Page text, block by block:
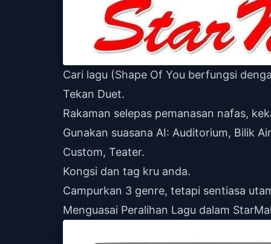
Cari lagu (Shape Of You berfungsi
Tekan Duet.
Rakaman selepas pemanasan nafas,
Gunakan suasana AI: Auditorium, Bilik
Custom, Teater.
Kongsi dan tag kru anda.
Campurkan 3 genre, tetapi sentiasa
Menguasai Peralihan Lagu dalam